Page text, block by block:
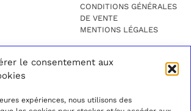
le consentement aux
expériences, nous utilisons des
CONDITIONS GÉNÉRALES
DE VENTE
MENTIONS LÉGALES